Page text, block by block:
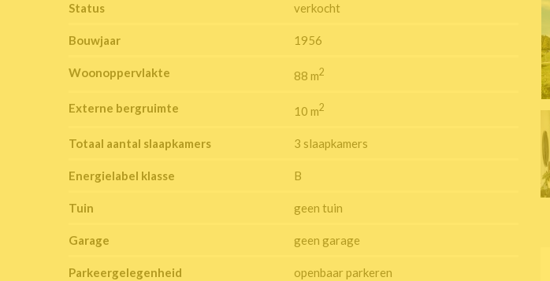
Status verkocht
Bouwjaar 1956
Woonoppervlakte 88 m2
Externe bergruimte 10 m2
Totaal aantal slaapkamers 3 slaapkamers
Energielabel klasse B
Tuin geen tuin
Garage geen garage
Parkeergelegenheid openbaar parkeren